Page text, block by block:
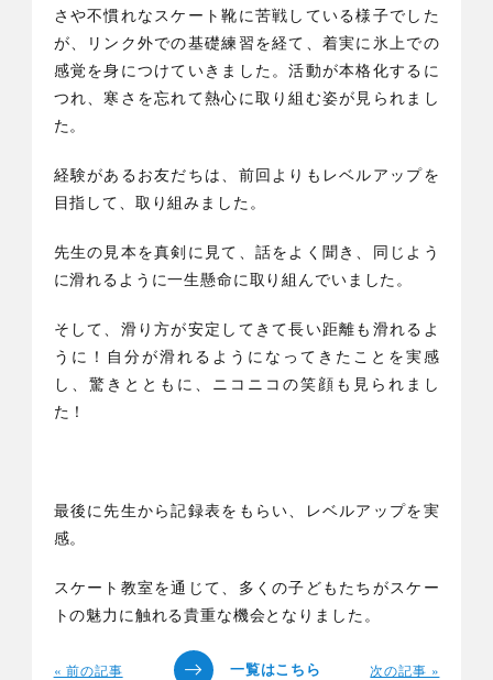
さや不慣れなスケート靴に苦戦している様子でした
が、リンク外での基礎練習を経て、着実に氷上での
感覚を身につけていきました。活動が本格化するに
つれ、寒さを忘れて熱心に取り組む姿が見られまし
た。
経験があるお友だちは、前回よりもレベルアップを
目指して、取り組みました。
先生の見本を真剣に見て、話をよく聞き、同じよう
に滑れるように一生懸命に取り組んでいました。
そして、滑り方が安定してきて長い距離も滑れるよ
うに！自分が滑れるようになってきたことを実感
し、驚きとともに、ニコニコの笑顔も見られまし
た！
最後に先生から記録表をもらい、レベルアップを実
感。
スケート教室を通じて、多くの子どもたちがスケー
トの魅力に触れる貴重な機会となりました。
« 前の記事 次の記事 »